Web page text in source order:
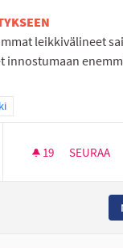
leikkivälineet
innostumaan
mukaan: Pohjoinen
19 19
SEURAA